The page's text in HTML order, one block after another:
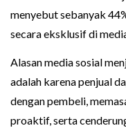
menyebut sebanyak
secara eksklusif di
Alasan media sosial
adalah karena penjual
dengan pembeli,
proaktif, serta